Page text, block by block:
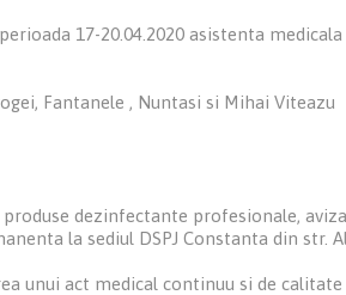
17-20.04.2020 asistenta
Fantanele , Nuntasi si Mihai Viteazu
dezinfectante profesionale,
la sediul DSPJ Constanta din str.
unui act medical continuu si de